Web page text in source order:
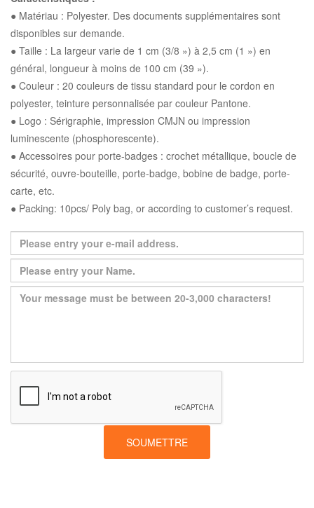
● Matériau : Polyester. Des documents supplémentaires sont
disponibles sur demande.
● Taille : La largeur varie de 1 cm (3/8 ») à 2,5 cm (1 ») en
général, longueur à moins de 100 cm (39 »).
● Couleur : 20 couleurs de tissu standard pour le cordon en
polyester, teinture personnalisée par couleur Pantone.
● Logo : Sérigraphie, impression CMJN ou impression
luminescente (phosphorescente).
● Accessoires pour porte-badges : crochet métallique, boucle de
sécurité, ouvre-bouteille, porte-badge, bobine de badge, porte-
carte, etc.
● Packing: 10pcs/ Poly bag, or according to customer’s request.
SOUMETTRE